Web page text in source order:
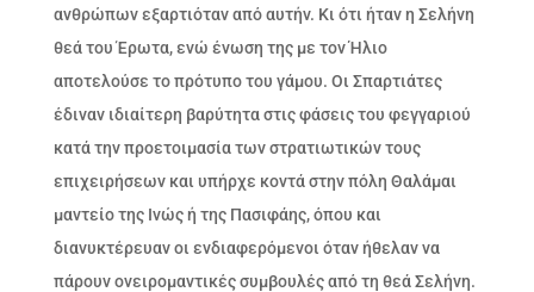
ανθρώπων εξαρτιόταν από αυτήν. Κι ότι ήταν η Σελήνη
θεά του Έρωτα, ενώ ένωση της με τον Ήλιο
αποτελούσε το πρότυπο του γάμου. Οι Σπαρτιάτες
έδιναν ιδιαίτερη βαρύτητα στις φάσεις του φεγγαριού
κατά την προετοιμασία των στρατιωτικών τους
επιχειρήσεων και υπήρχε κοντά στην πόλη Θαλάμαι
μαντείο της Ινώς ή της Πασιφάης, όπου και
διανυκτέρευαν οι ενδιαφερόμενοι όταν ήθελαν να
πάρουν ονειρομαντικές συμβουλές από τη θεά Σελήνη.